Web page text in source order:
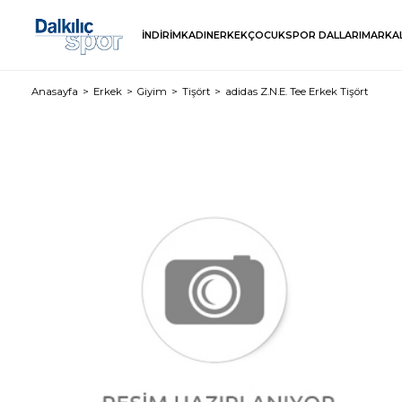
İNDİRİMKADINERKEKÇOCUKSPOR DALLARI
Anasayfa Erkek Giyim Tişört adidas Z.N.E. Tee Erkek Tişört